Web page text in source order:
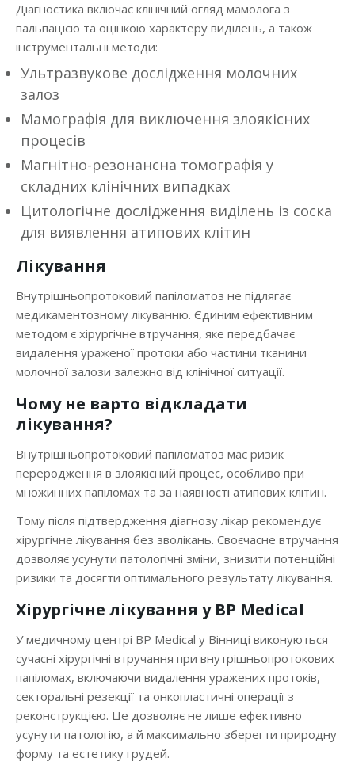
Діагностика включає клінічний огляд мамолога з
пальпацією та оцінкою характеру виділень, а також
інструментальні методи:
Ультразвукове дослідження молочних
залоз
Мамографія для виключення злоякісних
процесів
Магнітно-резонансна томографія у
складних клінічних випадках
Цитологічне дослідження виділень із соска
для виявлення атипових клітин
Лікування
Внутрішньопротоковий папіломатоз не підлягає
медикаментозному лікуванню. Єдиним ефективним
методом є хірургічне втручання, яке передбачає
видалення ураженої протоки або частини тканини
молочної залози залежно від клінічної ситуації.
Чому не варто відкладати
лікування?
Внутрішньопротоковий папіломатоз має ризик
переродження в злоякісний процес, особливо при
множинних папіломах та за наявності атипових клітин.
Тому після підтвердження діагнозу лікар рекомендує
хірургічне лікування без зволікань. Своєчасне втручання
дозволяє усунути патологічні зміни, знизити потенційні
ризики та досягти оптимального результату лікування.
Хірургічне лікування у BP Medical
У медичному центрі BP Medical у Вінниці виконуються
сучасні хірургічні втручання при внутрішньопротокових
папіломах, включаючи видалення уражених протоків,
секторальні резекції та онкопластичні операції з
реконструкцією. Це дозволяє не лише ефективно
усунути патологію, а й максимально зберегти природну
форму та естетику грудей.